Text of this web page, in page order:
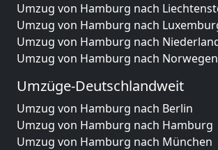
Umzug von Hamburg nach
Umzug von Hamburg nach
Umzug von Hamburg nach
Umzug von Hamburg nach Norwegen
Umzüge-Deutschlandweit
Umzug von Hamburg nach Berlin
Umzug von Hamburg nach Hamburg
Umzug von Hamburg nach München